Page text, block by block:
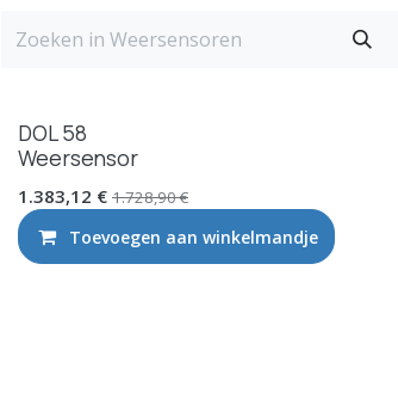
DOL 58
Weersensor
1.383,12 € 1.728,90€
Toevoegen aan winkelmandje